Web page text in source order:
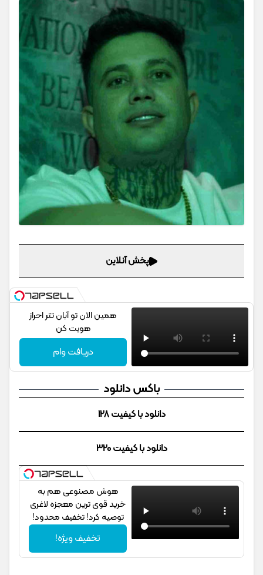
پخش آنلاین
همین الان تو آبان تتر احراز
هویت کن
دریافت وام
باکس دانلود
دانلود با کیفیت 128
دانلود با کیفیت 320
هوش مصنوعی هم به
خرید قوی ترین معجزه لاغری
توصیه کرد! تخفیف محدود!
تخفیف ویژه!